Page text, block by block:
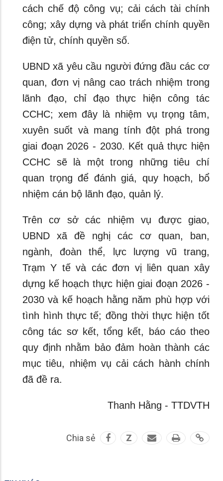
cách chế độ công vụ; cải cách tài chính
công; xây dựng và phát triển chính quyền
điện tử, chính quyền số.
UBND xã yêu cầu người đứng đầu các cơ
quan, đơn vị nâng cao trách nhiệm trong
lãnh đạo, chỉ đạo thực hiện công tác
CCHC; xem đây là nhiệm vụ trọng tâm,
xuyên suốt và mang tính đột phá trong
giai đoạn 2026 - 2030. Kết quả thực hiện
CCHC sẽ là một trong những tiêu chí
quan trọng để đánh giá, quy hoạch, bổ
nhiệm cán bộ lãnh đạo, quản lý.
Trên cơ sở các nhiệm vụ được giao,
UBND xã đề nghị các cơ quan, ban,
ngành, đoàn thể, lực lượng vũ trang,
Trạm Y tế và các đơn vị liên quan xây
dựng kế hoạch thực hiện giai đoạn 2026 -
2030 và kế hoạch hằng năm phù hợp với
tình hình thực tế; đồng thời thực hiện tốt
công tác sơ kết, tổng kết, báo cáo theo
quy định nhằm bảo đảm hoàn thành các
mục tiêu, nhiệm vụ cải cách hành chính
đã đề ra.
Thanh Hằng - TTDVTH
Chia sẻ Z